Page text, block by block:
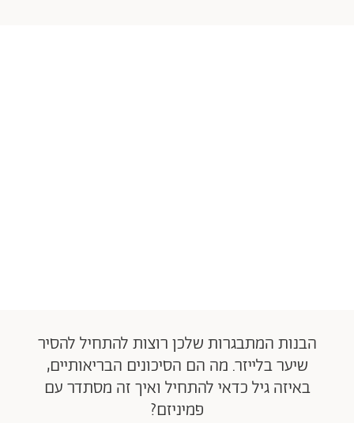
הבנות המתבגרות שלכן רוצות להתחיל להסיר
שיער בלייזר. מה הם הסיכונים הבריאותיים,
באיזה גיל כדאי להתחיל ואיך זה מסתדר עם
פמיניזם?